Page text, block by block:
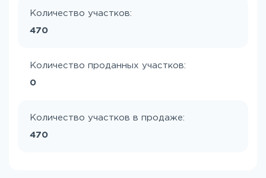
Количество участков:
470
Количество проданных участков:
0
Количество участков в продаже:
470